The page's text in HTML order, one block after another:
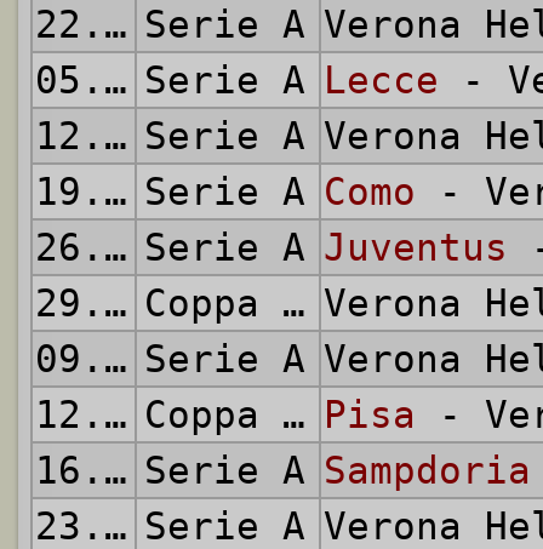
22.12.1985 Serie A Verona
05.01.1986 Serie A Lecce -
12.01.1986 Serie A Verona
19.01.1986 Serie A Como -
26.01.1986 Serie A Juventus
29.01.1986
Coppa Italia Verona
09.02.1986 Serie A Verona
12.02.1986
Coppa Italia Pisa -
16.02.1986 Serie A Sampdoria
23.02.1986 Serie A Verona